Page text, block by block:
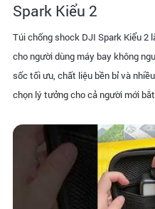
Spark Kiểu 2
Túi chống shock DJI Spark Kiểu 2
cho người dùng máy bay không
sốc tối ưu, chất liệu bền bỉ và
chọn lý tưởng cho cả người mới